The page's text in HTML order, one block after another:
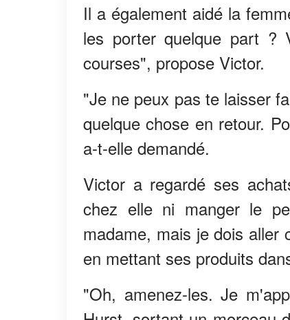
Il a également aidé la
les porter quelque part ?
courses", propose Victor.
"Je ne peux pas te laisser
quelque chose en retour.
a-t-elle demandé.
Victor a regardé ses
chez elle ni manger le
madame, mais je dois aller
en mettant ses produits
"Oh, amenez-les. Je